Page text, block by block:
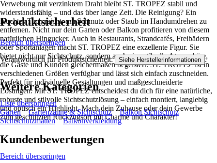
Verwebung mit verzinktem Draht bleibt ST. TROPEZ stabil und
widerstandsfähig – und das über lange Zeit. Die Reinigung? Ein
feuchtes Tuch reicht, um Schmutz oder Staub im Handumdrehen zu
entfernen. Nicht nur dein Garten oder Balkon profitieren von diesem
natürlichen Hingucker. Auch in Restaurants, Strandcafés, Freibädern
oder Sportanlagen macht ST. TROPEZ eine exzellente Figur. Sie
bietet nicht nur Sichtschutz, sondern auch eine stilvolle Atmosphäre,
die Gäste und Kunden gleichermaßen begeistert. ST. TROPEZ ist in
verschiedenen Größen verfügbar und lässt sich einfach zuschneiden.
Perfekt für individuelle Gestaltungen und maßgeschneiderte
Lösungen. Mit ST. TROPEZ entscheidest du dich für eine natürliche,
robuste und stilvolle Sichtschutzlösung – einfach montiert, langlebig
und optisch ein Highlight. Mach dein Zuhause oder dein Gewerbe
zum geschützten Rückzugsort mit Charme und Charakter!
Produktsicherheit
Bereich überspringen
Verantwortlich für Produktsicherheit: Siehe Herstellerinformationen .
Weitere Kategorien
Liste überspringen
Garten
Gartenzäune & Sichtschutz
Balkon Sichtschutz
Sichtschutzmatten
Balkonverkleidung
Kundenbewertungen
Bereich überspringen